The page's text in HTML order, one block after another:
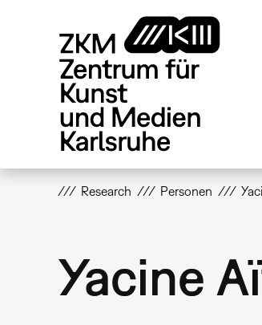
Research Personen
Yacine